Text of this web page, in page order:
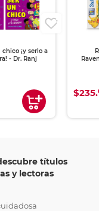
¡y serlo a
- Dr. Ranj
$235.
títulos
y lectoras